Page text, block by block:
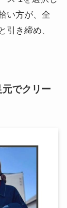
い方が、全
引き締め、
でクリー